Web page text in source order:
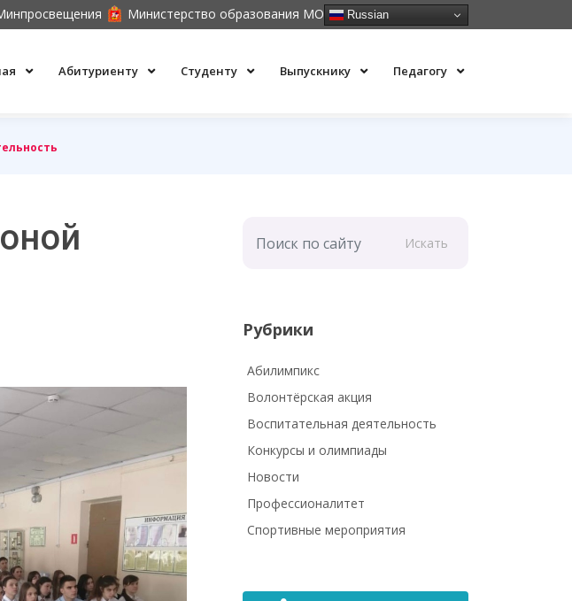
Министерство образования МО Russian
Абитуриенту Студенту Выпускнику Педагогу
Искать
Рубрики
Абилимпикс
Волонтёрская акция
Воспитательная деятельность
Конкурсы и олимпиады
Новости
Профессионалитет
Спортивные мероприятия